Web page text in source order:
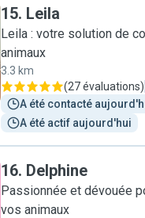
15. Leila
Leila : votre solution de
animaux
3.3 km
(27 évaluations)
A été contacté
A été actif aujourd'hui
16. Delphine
Passionnée et dévouée
vos animaux